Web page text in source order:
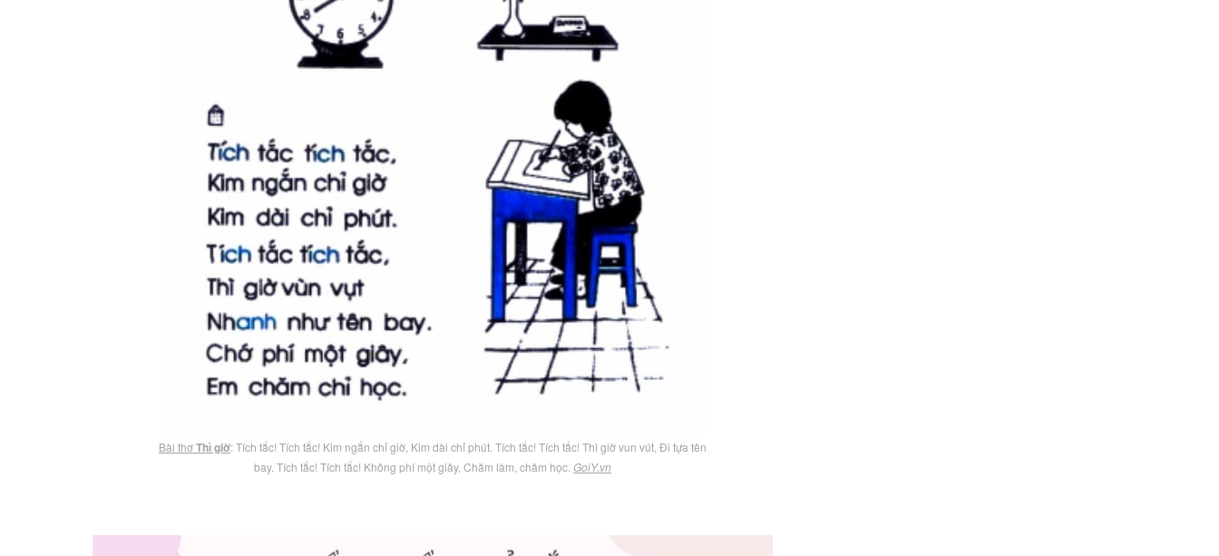
Bài thơThì giờ: Tích tắc! Tích tắc! Kim ngắn chỉ giờ, Kim dài chỉ phút. Tích tắc! Tích tắc! Thì giờ vun vút, Đi tựa tên
bay. Tích tắc! Tích tắc! Không phí một giây, Chăm làm, chăm học. GoiY.vn